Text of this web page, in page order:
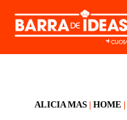
ALICIA MAS| HOME